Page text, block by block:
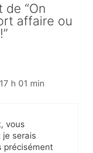
“On
affaire ou
h 01 min
vous
je serais
précisément